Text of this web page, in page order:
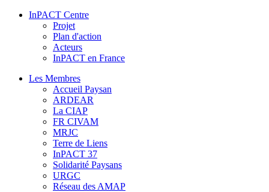
InPACT Centre
Projet
Plan d'action
Acteurs
InPACT en France
Les Membres
Accueil Paysan
ARDEAR
La CIAP
FR CIVAM
MRJC
Terre de Liens
InPACT 37
Solidarité Paysans
URGC
Réseau des AMAP